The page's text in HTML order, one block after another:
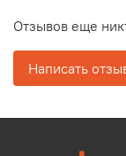
на рукав, так как
Материал: french
Размер: 15 х 10 см
Отзывов еще
Написать